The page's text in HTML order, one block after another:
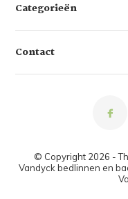
Categorieën
Contact
© Copyright 2026 -
Vandyck bedlinnen en